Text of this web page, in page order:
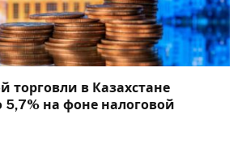
торговли в Казахстане
5,7% на фоне налоговой